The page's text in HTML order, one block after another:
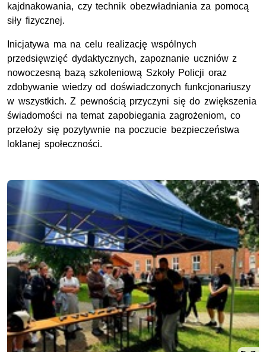
kajdnakowania, czy technik obezwładniania za pomocą
siły fizycznej.
Inicjatywa ma na celu realizację wspólnych
przedsięwzięć dydaktycznych, zapoznanie uczniów z
nowoczesną bazą szkoleniową Szkoły Policji oraz
zdobywanie wiedzy od doświadczonych funkcjonariuszy
w wszystkich. Z pewnością przyczyni się do zwiększenia
świadomości na temat zapobiegania zagrożeniom, co
przełoży się pozytywnie na poczucie bezpieczeństwa
loklanej społeczności.